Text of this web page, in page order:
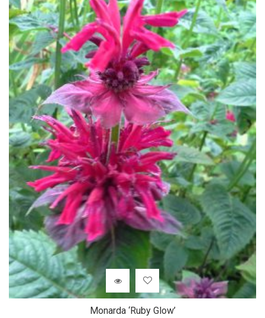
Monarda ‘Ruby Glow’